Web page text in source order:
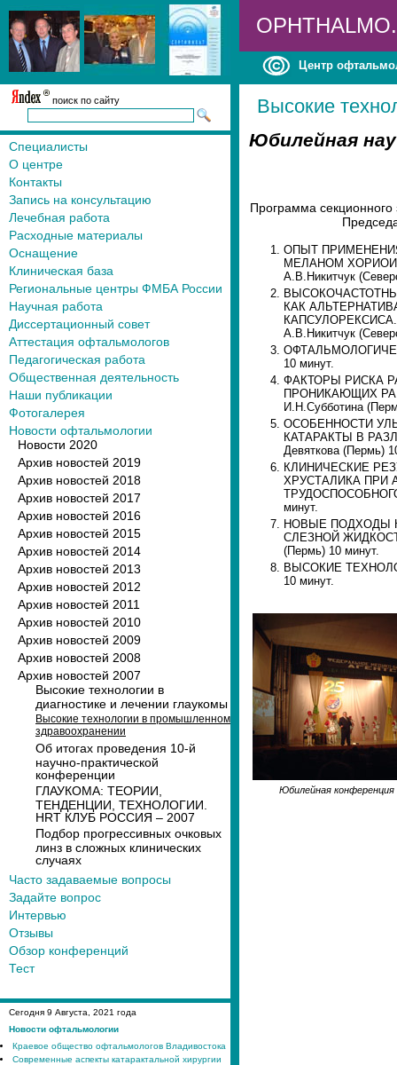
Центр
поиск по сайту
Специалисты
О центре
Контакты
Запись на консультацию
Лечебная работа
Расходные материалы
Оснащение
Клиническая база
Региональные центры ФМБА России
Научная работа
Диссертационный совет
Аттестация офтальмологов
Педагогическая работа
Общественная деятельность
Наши публикации
Фотогалерея
Новости офтальмологии
Новости 2020
Архив новостей 2019
Архив новостей 2018
Архив новостей 2017
Архив новостей 2016
Архив новостей 2015
Архив новостей 2014
Архив новостей 2013
Архив новостей 2012
Архив новостей 2011
Архив новостей 2010
Архив новостей 2009
Архив новостей 2008
Архив новостей 2007
Высокие технологии в
диагностике и лечении глаукомы
Высокие технологии в промышленном
здравоохранении
Об итогах проведения 10-й
научно-практической
конференции
ГЛАУКОМА: ТЕОРИИ,
ТЕНДЕНЦИИ, ТЕХНОЛОГИИ.
HRT КЛУБ РОССИЯ – 2007
Подбор прогрессивных очковых
линз в сложных клинических
случаях
Часто задаваемые вопросы
Задайте вопрос
Интервью
Отзывы
Обзор конференций
Тест
Сегодня 9 Августа, 2021 года
Новости офтальмологии
Краевое общество офтальмологов Владивостока
Современные аспекты катарактальной хирургии
Высокие
Юбилейная
Программа
ОПЫТ
МЕЛАНОМ
А.В.Никитчук
КАК
КАПСУЛОРЕКСИСА.
А.В.Никитчук
10 минут.
ФАКТОРЫ РИСКА
ПРОНИКАЮЩИХ
И.Н.Субботина
ОСОБЕННОСТИ
КАТАРАКТЫ В
Девяткова (Пермь)
КЛИНИЧЕСКИЕ
ХРУСТАЛИКА ПРИ
ТРУДОСПОСОБНОГО
минут.
НОВЫЕ ПОДХОДЫ
СЛЕЗНОЙ
(Пермь) 10 минут.
ВЫСОКИЕ
10 минут.
Юбилейная